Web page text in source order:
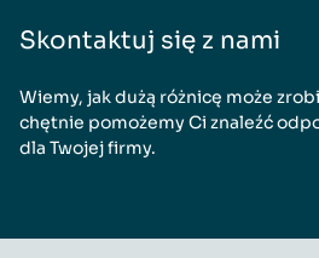
Skontaktuj się z nami
Wiemy, jak dużą różnicę może
chętnie pomożemy Ci znaleźć
dla Twojej firmy.